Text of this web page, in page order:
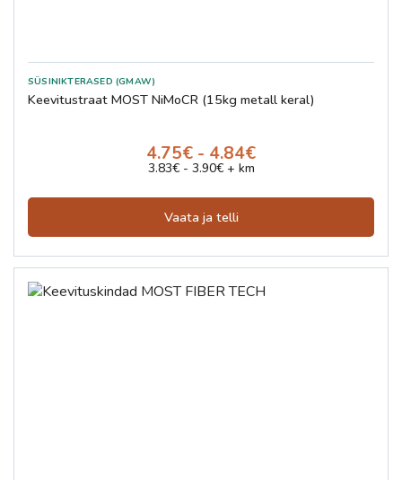
SÜSINIKTERASED (GMAW)
Keevitustraat MOST NiMoCR (15kg metall keral)
4.75€ - 4.84€
3.83€ - 3.90€ + km
Vaata ja telli